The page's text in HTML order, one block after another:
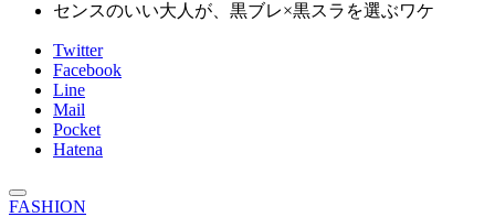
センスのいい大人が、黒ブレ×黒スラを選ぶワケ
Twitter
Facebook
Line
Mail
Pocket
Hatena
FASHION